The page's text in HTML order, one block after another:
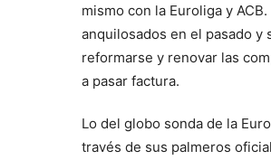
mismo con la Euroliga y ACB.
anquilosados en el pasado y
reformarse y renovar las
a pasar factura.
Lo del globo sonda de la
través de sus palmeros